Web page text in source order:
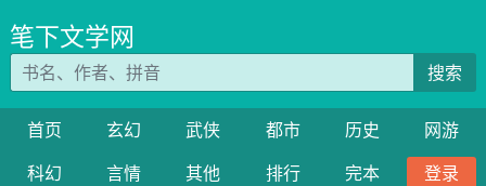
笔下文学网
搜索
首页 玄幻 武侠 都市 历史
网游
科幻
言情 其他 排行 完本
登录